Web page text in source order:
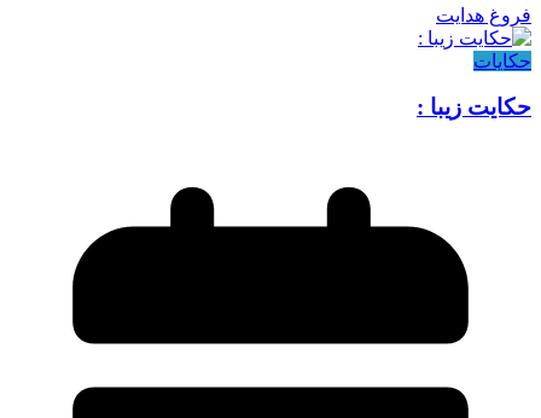
فروغ هدایت
حکایات
حکایت زیبا :